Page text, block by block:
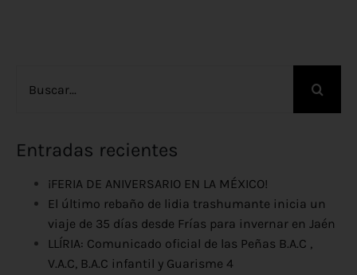
Entradas recientes
¡FERIA DE ANIVERSARIO EN LA MÉXICO!
El último rebaño de lidia trashumante inicia un
viaje de 35 días desde Frías para invernar en Jaén
LLÍRIA: Comunicado oficial de las Peñas B.A.C ,
V.A.C, B.A.C infantil y Guarisme 4